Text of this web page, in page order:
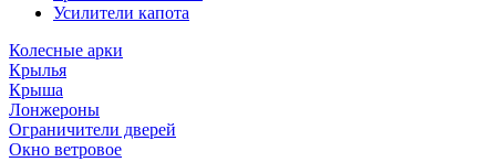
Усилители капота
Колесные арки
Крылья
Крыша
Лонжероны
Ограничители дверей
Окно ветровое